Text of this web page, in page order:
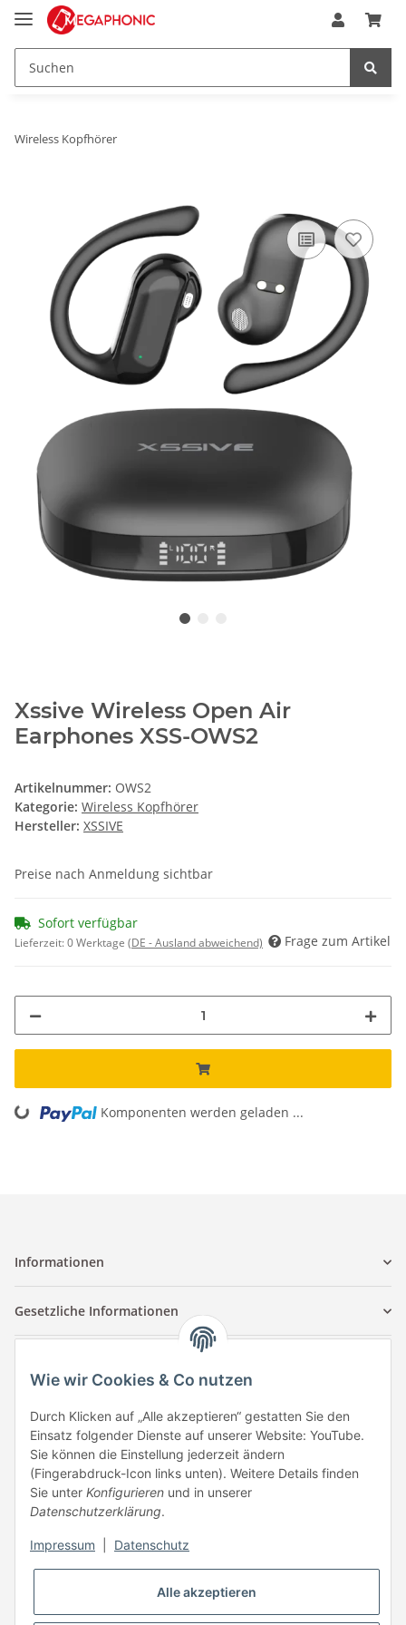
Wireless Kopfhörer
Xssive Wireless Open Air
Earphones XSS-OWS2
Artikelnummer: OWS2
Kategorie: Wireless Kopfhörer
Hersteller: XSSIVE
Preise nach Anmeldung sichtbar
Sofort verfügbar
Lieferzeit:0 Werktage (DE - Ausland abweichend) Frage zum Artikel
Loading... Komponenten werden geladen ...
Informationen
Gesetzliche Informationen
Tuccar GmbH
Raum A-123
Anton-Kux-Str.2
41460 Neuss
E-Mail: info @ megaphonic.de
Kundenservice
Mo - Fr 10:00 - 18:00
Mail: info @ megaphonic.de
Wie wir Cookies & Co nutzen
Durch Klicken auf „Alle akzeptieren“ gestatten Sie den
Einsatz folgender Dienste auf unserer Website: YouTube.
Sie können die Einstellung jederzeit ändern
(Fingerabdruck-Icon links unten). Weitere Details finden
Sie unter Konfigurieren und in unserer
Datenschutzerklärung.
Impressum Datenschutz
Alle akzeptieren